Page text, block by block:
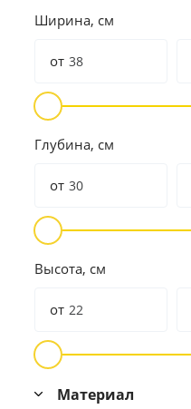
Ширина, см
от
Глубина, см
от
Высота, см
от
Материал